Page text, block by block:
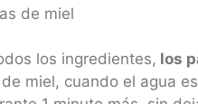
de miel
los ingredientes, los
miel, cuando el agua